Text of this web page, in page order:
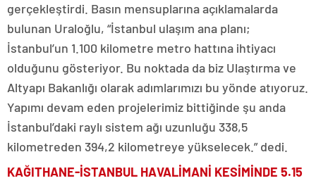
gerçekleştirdi. Basın mensuplarına açıklamalarda
bulunan Uraloğlu, “İstanbul ulaşım ana planı;
İstanbul’un 1.100 kilometre metro hattına ihtiyacı
olduğunu gösteriyor. Bu noktada da biz Ulaştırma ve
Altyapı Bakanlığı olarak adımlarımızı bu yönde atıyoruz.
Yapımı devam eden projelerimiz bittiğinde şu anda
İstanbul’daki raylı sistem ağı uzunluğu 338,5
kilometreden 394,2 kilometreye yükselecek.” dedi.
KAĞITHANE-İSTANBUL HAVALİMANİ KESİMİNDE 5.15